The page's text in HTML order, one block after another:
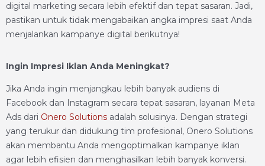
digital marketing secara lebih efektif dan tepat sasaran. Jadi,
pastikan untuk tidak mengabaikan angka impresi saat Anda
menjalankan kampanye digital berikutnya!
Ingin Impresi Iklan Anda Meningkat?
Jika Anda ingin menjangkau lebih banyak audiens di
Facebook dan Instagram secara tepat sasaran, layanan Meta
Ads dari Onero Solutions adalah solusinya. Dengan strategi
yang terukur dan didukung tim profesional, Onero Solutions
akan membantu Anda mengoptimalkan kampanye iklan
agar lebih efisien dan menghasilkan lebih banyak konversi.